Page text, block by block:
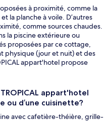
à proximité, comme la
la planche à voile. D’autres
comme sources chaudes.
la piscine extérieure ou
proposées par ce cottage,
physique (jour et nuit) et des
appart'hotel propose
appart'hotel
ou d’une cuisinette?
avec cafetière-théière, grille-